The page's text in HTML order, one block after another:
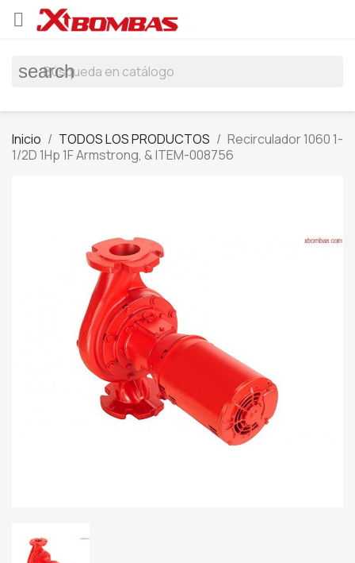

search
Inicio TODOS LOS PRODUCTOS
Recirculador 1060 1-
1/2D 1Hp 1F Armstrong, & ITEM-008756